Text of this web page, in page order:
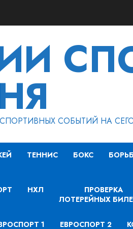
СОБЫТИЙ НА
ТЕННИС БОКС
НХЛ
ПРОВЕРКА
ЛОТЕРЕЙНЫХ
1 ЕВРОСПОРТ 2